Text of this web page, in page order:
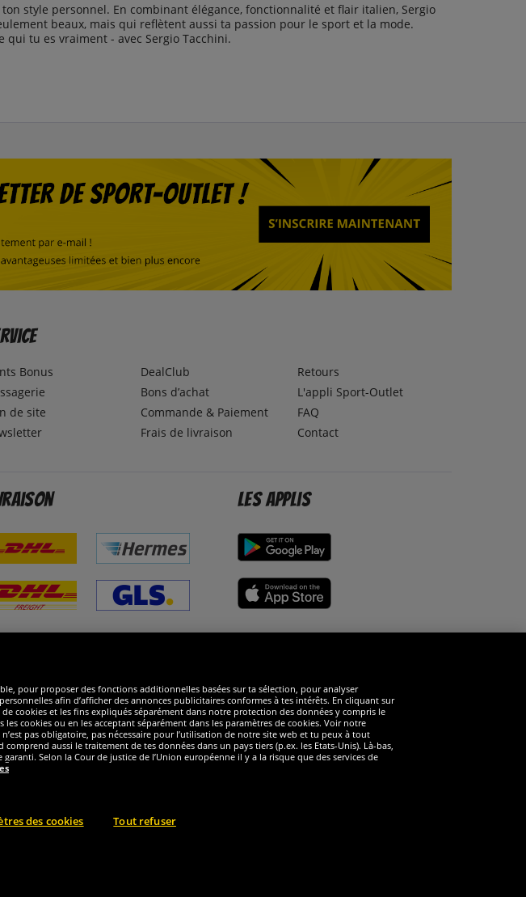
style personnel. En combinant élégance, fonctionnalité et flair italien, Sergio
beaux, mais qui reflètent aussi ta passion pour le sport et la mode.
tu es vraiment - avec Sergio Tacchini.
Bonus
de site
DealClub
Bons d’achat
Commande & Paiement
Frais de livraison
Retours
L'appli Sport-Outlet
FAQ
Contact
Les applis
pour proposer des fonctions additionnelles basées sur ta sélection, pour analyser
afin d’afficher des annonces publicitaires conformes à tes intérêts. En cliquant sur
cookies et les fins expliqués séparément dans notre protection des données y compris le
cookies ou en les acceptant séparément dans les paramètres de cookies. Voir notre
pas obligatoire, pas nécessaire pour l’utilisation de notre site web et tu peux à tout
aussi le traitement de tes données dans un pays tiers (p.ex. les Etats-Unis). Là-bas,
Selon la Cour de justice de l’Union européenne il y a la risque que des services de
des cookies Tout refuser